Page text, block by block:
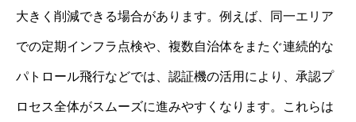
大きく削減できる場合があります。例えば、同一エリア
での定期インフラ点検や、複数自治体をまたぐ連続的な
パトロール飛行などでは、認証機の活用により、承認プ
ロセス全体がスムーズに進みやすくなります。これらは